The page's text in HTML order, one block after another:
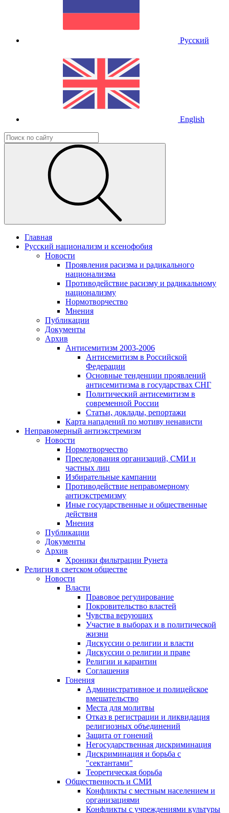
Русский
English
Главная
Русский национализм и ксенофобия
Новости
Проявления расизма и радикального
национализма
Противодействие расизму и радикальному
национализму
Нормотворчество
Мнения
Публикации
Документы
Архив
Антисемитизм 2003-2006
Антисемитизм в Российской
Федерации
Основные тенденции проявлений
антисемитизма в государствах СНГ
Политический антисемитизм в
современной России
Статьи, доклады, репортажи
Карта нападений по мотиву ненависти
Неправомерный антиэкстремизм
Новости
Нормотворчество
Преследования организаций, СМИ и
частных лиц
Избирательные кампании
Противодействие неправомерному
антиэкстремизму
Иные государственные и общественные
действия
Мнения
Публикации
Документы
Архив
Хроники фильтрации Рунета
Религия в светском обществе
Новости
Власти
Правовое регулирование
Покровительство властей
Чувства верующих
Участие в выборах и в политической
жизни
Дискуссии о религии и власти
Дискуссии о религии и праве
Религии и карантин
Соглашения
Гонения
Административное и полицейское
вмешательство
Места для молитвы
Отказ в регистрации и ликвидация
религиозных объединений
Защита от гонений
Негосударственная дискриминация
Дискриминация и борьба с
"сектантами"
Теоретическая борьба
Общественность и СМИ
Конфликты с местным населением и
организациями
Конфликты с учреждениями культуры